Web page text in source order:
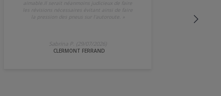
aimable.Il serait néanmoins judicieux de faire
les révisions nécessaires évitant ainsi de faire
la pression des pneus sur l'autoroute.
Sabrina P. (29/07/2026)
CLERMONT FERRAND